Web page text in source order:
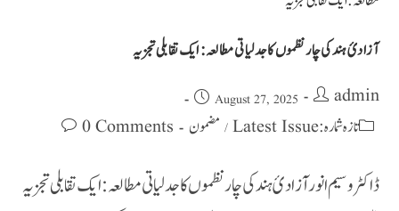
آزادیٔ ہند کی چار نظموں کا جدلیاتی مطالعہ: ایک تقابلی تجزیہ
admin
August 27, 2025
تازہ شمارہ : Latest Issue / مضمون 0 Comments
ڈاکٹر وسیم انور آزادیٔ ہند کی چار نظموں کا جدلیاتی مطالعہ: ایک تقابلی تجزیہ